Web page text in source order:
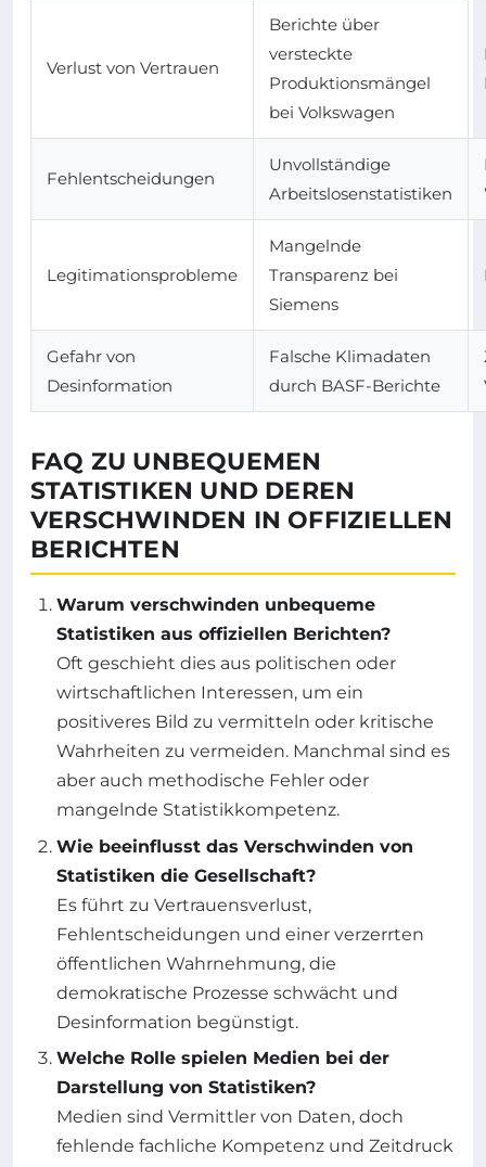
Verlust von Vertrauen
Berichte über
versteckte
Produktionsmängel
bei Volkswagen
Fehlentscheidungen
Unvollständige
Arbeitslosenstatistiken
Legitimationsprobleme
Mangelnde
Transparenz bei
Siemens
Gefahr von
Desinformation
Falsche Klimadaten
durch BASF-Berichte
FAQ ZU UNBEQUEMEN
STATISTIKEN UND DEREN
VERSCHWINDEN IN OFFIZIELLEN
BERICHTEN
Warum verschwinden unbequeme
Statistiken aus offiziellen Berichten?
Oft geschieht dies aus politischen oder
wirtschaftlichen Interessen, um ein
positiveres Bild zu vermitteln oder kritische
Wahrheiten zu vermeiden. Manchmal sind es
aber auch methodische Fehler oder
mangelnde Statistikkompetenz.
Wie beeinflusst das Verschwinden von
Statistiken die Gesellschaft?
Es führt zu Vertrauensverlust,
Fehlentscheidungen und einer verzerrten
öffentlichen Wahrnehmung, die
demokratische Prozesse schwächt und
Desinformation begünstigt.
Welche Rolle spielen Medien bei der
Darstellung von Statistiken?
Medien sind Vermittler von Daten, doch
fehlende fachliche Kompetenz und Zeitdruck